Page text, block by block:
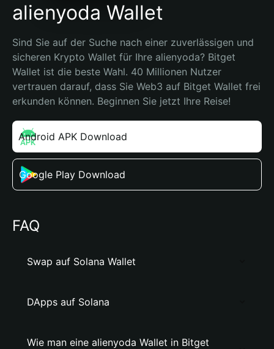
alienyoda Wallet
Sind Sie auf der Suche nach einer zuverlässigen und
sicheren Krypto Wallet für Ihre alienyoda? Bitget
Wallet ist die beste Wahl. 40 Millionen Nutzer
vertrauen darauf, dass Sie Web3 auf Bitget Wallet frei
erkunden können. Beginnen Sie jetzt Ihre Reise!
Android APK Download
Google Play Download
FAQ
Swap auf Solana Wallet
DApps auf Solana
Wie man eine alienyoda Wallet in Bitget